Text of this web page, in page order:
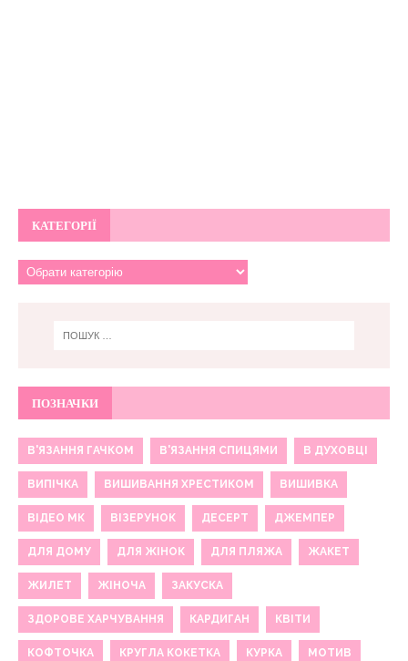
КАТЕГОРІЇ
ПОЗНАЧКИ
В'ЯЗАННЯ ГАЧКОМ В'ЯЗАННЯ СПИЦЯМИ В ДУХОВЦІ
ВИПІЧКА ВИШИВАННЯ ХРЕСТИКОМ ВИШИВКА
ВІДЕО МК ВІЗЕРУНОК ДЕСЕРТ ДЖЕМПЕР
ДЛЯ ДОМУ ДЛЯ ЖІНОК ДЛЯ ПЛЯЖА ЖАКЕТ
ЖИЛЕТ ЖІНОЧА ЗАКУСКА
ЗДОРОВЕ ХАРЧУВАННЯ КАРДИГАН КВІТИ
КОФТОЧКА КРУГЛА КОКЕТКА КУРКА МОТИВ